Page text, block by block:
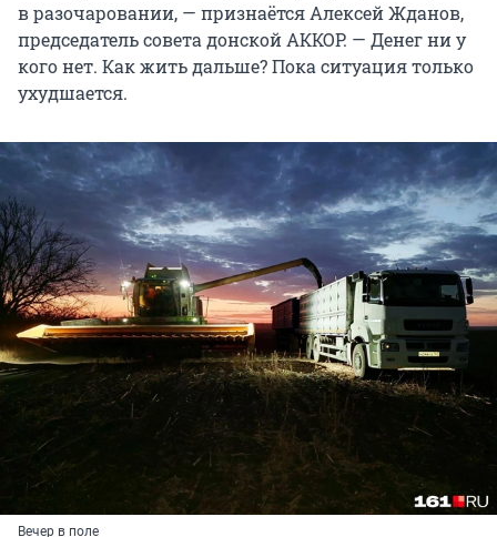
в разочаровании, — признаётся Алексей Жданов,
председатель совета донской АККОР. — Денег ни у
кого нет. Как жить дальше? Пока ситуация только
ухудшается.
Вечер в поле